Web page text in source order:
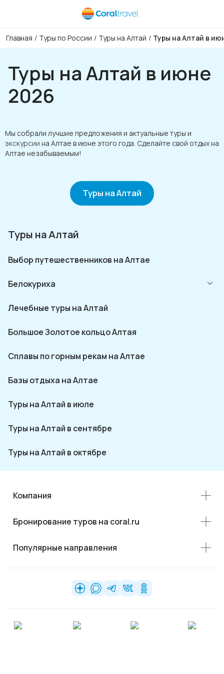
Главная / Туры по России / Туры на Алтай / Туры на Алтай в
Туры на Алтай в июне
2026
Мы собрали лучшие предложения и актуальные туры и
экскурсии на Алтае в июне этого года. Сделайте свой отдых на
Алтае незабываемым!
Туры на Алтай
Туры на Алтай
Выбор путешественников на Алтае
Белокуриха
Лечебные туры на Алтай
Большое Золотое кольцо Алтая
Сплавы по горным рекам на Алтае
Базы отдыха на Алтае
Туры на Алтай в июле
Туры на Алтай в сентябре
Туры на Алтай в октябре
Компания
Бронирование туров на coral.ru
Популярные направления